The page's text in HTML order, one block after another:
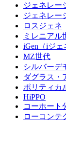
ジェネレー
ジェネレー
ロスジェネ
ミレニアル
iGen（iジェ
MZ世代
シルバーデ
ダグラス・
ポリティカ
HiPPO
コーホート
ローコンテ